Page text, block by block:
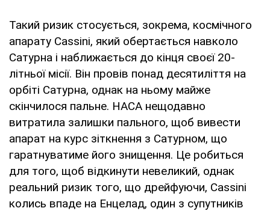
Такий ризик стосується, зокрема, космічного
апарату Cassini, який обертається навколо
Сатурна і наближається до кінця своєї 20-
літньої місії. Він провів понад десятиліття на
орбіті Сатурна, однак на ньому майже
скінчилося пальне. НАСА нещодавно
витратила залишки пального, щоб вивести
апарат на курс зіткнення з Сатурном, що
гаратнуватиме його знищення. Це робиться
для того, щоб відкинути невеликий, однак
реальний ризик того, що дрейфуючи, Cassini
колись впаде на Енцелад, один з супутників